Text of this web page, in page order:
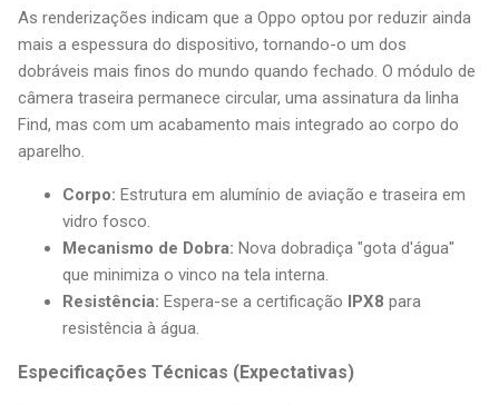
As renderizações indicam que a Oppo optou por reduzir ainda
mais a espessura do dispositivo, tornando-o um dos
dobráveis mais finos do mundo quando fechado. O módulo de
câmera traseira permanece circular, uma assinatura da linha
Find, mas com um acabamento mais integrado ao corpo do
aparelho.
Corpo: Estrutura em alumínio de aviação e traseira em
vidro fosco.
Mecanismo de Dobra: Nova dobradiça "gota d'água"
que minimiza o vinco na tela interna.
Resistência: Espera-se a certificação IPX8 para
resistência à água.
Especificações Técnicas (Expectativas)